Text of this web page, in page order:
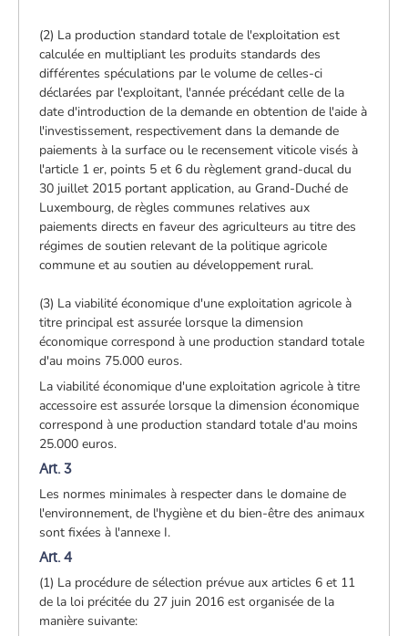
(2) La production standard totale de l'exploitation est
calculée en multipliant les produits standards des
différentes spéculations par le volume de celles-ci
déclarées par l'exploitant, l'année précédant celle de la
date d'introduction de la demande en obtention de l'aide à
l'investissement, respectivement dans la demande de
paiements à la surface ou le recensement viticole visés à
l'article 1 er, points 5 et 6 du règlement grand-ducal du
30 juillet 2015 portant application, au Grand-Duché de
Luxembourg, de règles communes relatives aux
paiements directs en faveur des agriculteurs au titre des
régimes de soutien relevant de la politique agricole
commune et au soutien au développement rural.
(3) La viabilité économique d'une exploitation agricole à
titre principal est assurée lorsque la dimension
économique correspond à une production standard totale
d'au moins 75.000 euros.
La viabilité économique d'une exploitation agricole à titre
accessoire est assurée lorsque la dimension économique
correspond à une production standard totale d'au moins
25.000 euros.
Art. 3
Les normes minimales à respecter dans le domaine de
l'environnement, de l'hygiène et du bien-être des animaux
sont fixées à l'annexe I.
Art. 4
(1) La procédure de sélection prévue aux articles 6 et 11
de la loi précitée du 27 juin 2016 est organisée de la
manière suivante: